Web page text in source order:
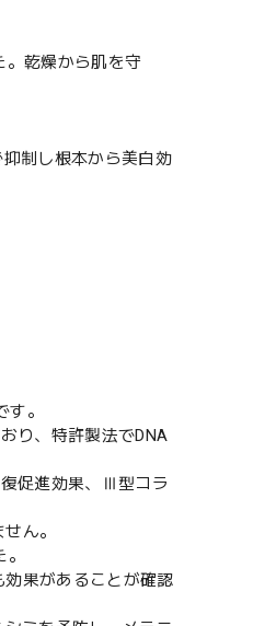
。乾燥から肌を守
制し根本から美白効
。
り、特許製法でDNA
促進効果、Ⅲ型コラ
ん。
果があることが確認